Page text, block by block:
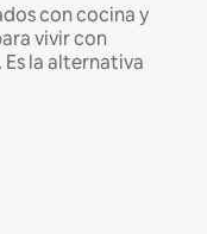
con cocina y
vivir con
la alternativa